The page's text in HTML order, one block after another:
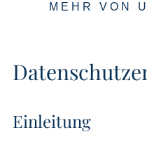
MEHR VON
Einleitung